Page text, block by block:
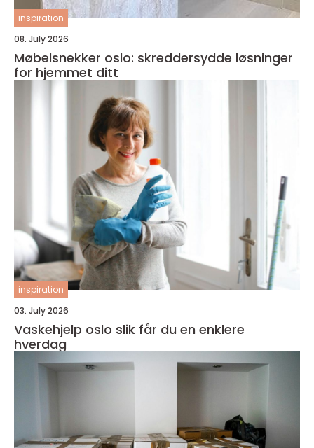
inspiration
08. July 2026
Møbelsnekker oslo: skreddersydde løsninger
for hjemmet ditt
inspiration
03. July 2026
Vaskehjelp oslo slik får du en enklere
hverdag